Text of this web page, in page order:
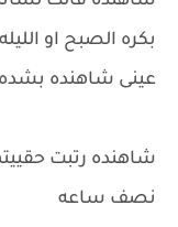
بكره الصبح او
عينى شاهنده
شاهنده رتبت
نصف ساعه